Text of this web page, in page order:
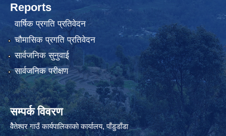
Reports
वार्षिक प्रगति प्रतिवेदन
चौमासिक प्रगति प्रतिवेदन
सार्वजनिक सुनुवाई
सार्वजनिक परीक्षण
सम्पर्क विवरण
वैेतेश्वर गाउँ कार्यपालिकाकाे कार्यालय, पाँडुडाँडा